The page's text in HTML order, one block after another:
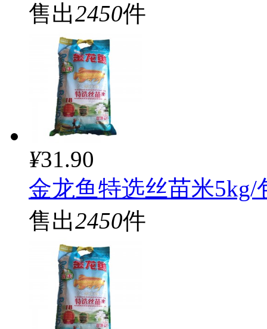
售出2450件
¥31.90
金龙鱼特选丝苗米5kg/
售出2450件